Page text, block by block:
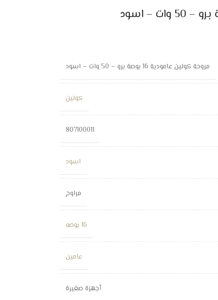
مروحة كولين عامودية 16 بوصة برو – 50 وات – اسود
كولين
807100011
اسود
مراوح
16 بوصه
عامين
أجهزة صغيرة